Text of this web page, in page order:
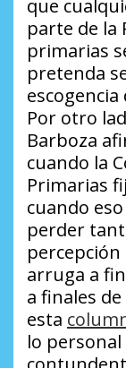
que
parte de la
primarias
pretenda
Por otro
Barboza
cuando la
Primarias
cuando
perder
arruga a
a finales
esta
lo